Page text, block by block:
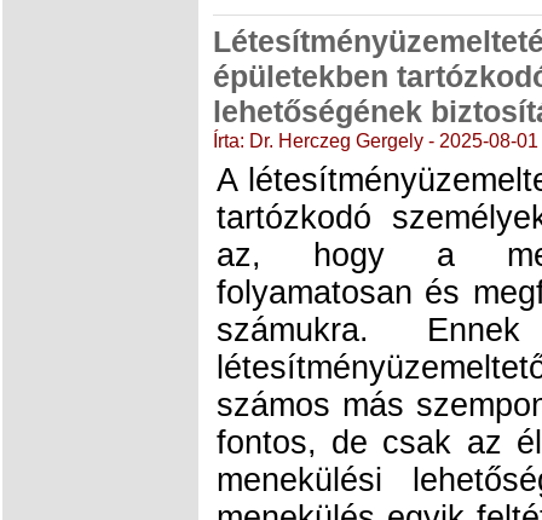
épületekben
lehetőségének
Írta: Dr. Herczeg Gergely - 2025-08-01
A
tartózkodó
az, hogy a
folyamatosan és
számukra.
számos más
fontos, de csak az
menekülési